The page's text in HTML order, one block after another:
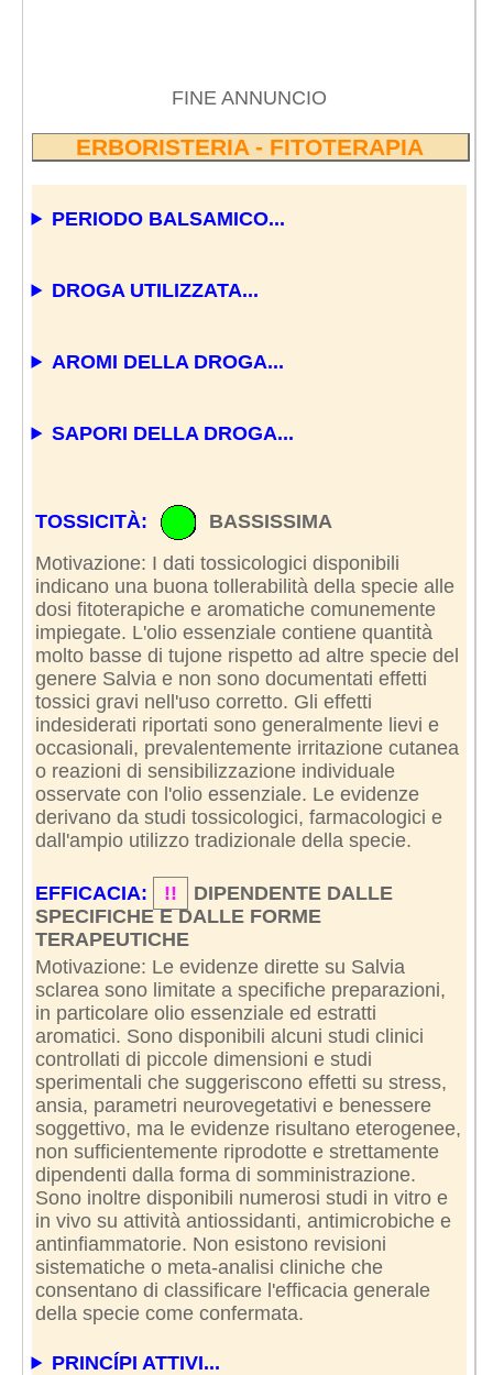
FINE ANNUNCIO
ERBORISTERIA - FITOTERAPIA
PERIODO BALSAMICO...
DROGA UTILIZZATA...
AROMI DELLA DROGA...
SAPORI DELLA DROGA...
TOSSICITÀ:
BASSISSIMA
Motivazione: I dati tossicologici disponibili
indicano una buona tollerabilità della specie alle
dosi fitoterapiche e aromatiche comunemente
impiegate. L'olio essenziale contiene quantità
molto basse di tujone rispetto ad altre specie del
genere Salvia e non sono documentati effetti
tossici gravi nell'uso corretto. Gli effetti
indesiderati riportati sono generalmente lievi e
occasionali, prevalentemente irritazione cutanea
o reazioni di sensibilizzazione individuale
osservate con l'olio essenziale. Le evidenze
derivano da studi tossicologici, farmacologici e
dall'ampio utilizzo tradizionale della specie.
EFFICACIA: !!
DIPENDENTE DALLE
SPECIFICHE E DALLE FORME
TERAPEUTICHE
Motivazione: Le evidenze dirette su Salvia
sclarea sono limitate a specifiche preparazioni,
in particolare olio essenziale ed estratti
aromatici. Sono disponibili alcuni studi clinici
controllati di piccole dimensioni e studi
sperimentali che suggeriscono effetti su stress,
ansia, parametri neurovegetativi e benessere
soggettivo, ma le evidenze risultano eterogenee,
non sufficientemente riprodotte e strettamente
dipendenti dalla forma di somministrazione.
Sono inoltre disponibili numerosi studi in vitro e
in vivo su attività antiossidanti, antimicrobiche e
antinfiammatorie. Non esistono revisioni
sistematiche o meta-analisi cliniche che
consentano di classificare l'efficacia generale
della specie come confermata.
PRINCÍPI ATTIVI...